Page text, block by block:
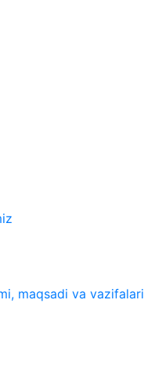
maqsadi va vazifalari